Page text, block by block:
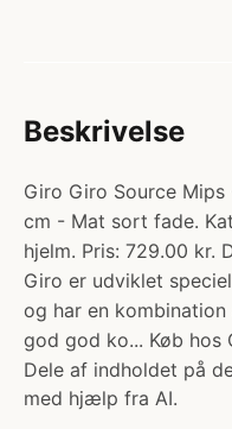
Beskrivelse
Giro Giro Source
cm - Mat sort fade.
hjelm. Pris: 729.00 kr.
Giro er udviklet
og har en
god god ko... Køb hos
Dele af indholdet på
med hjælp fra AI.